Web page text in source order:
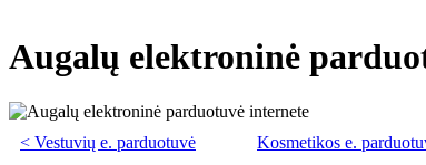
Augalų elektroninė
< Vestuvių e. parduotuvė Kosmetikos e.